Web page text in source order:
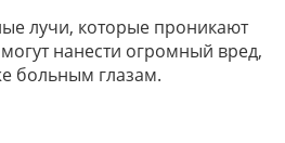
лучи, которые проникают
нанести огромный вред,
больным глазам.